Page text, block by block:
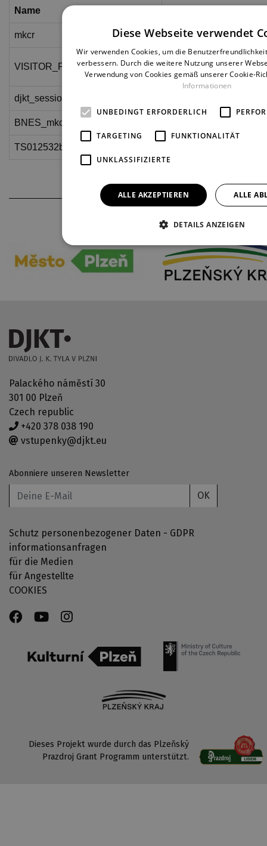
Name
mkcr mk.gov.cz
VISITOR_PRIVACY_METADATA
YouTube
.youtube.com
djkt_session
BNES_mkcr
TS012532bb
Palackého náměstí 30
301 00 Plzeň
Czech republic
+420 378 038 190
vstupenky@djkt.eu
Abonniere unseren Newsletter
OK
Schutz personenbezogener Daten - GDPR
informationsanfragen
für die Medien
für Angestellte
COOKIES
Dieses Projekt wurde durch das Plzeňský
Prazdroj Grant Programm unterstützt.
Diese Webseite verwendet
Wir verwenden Cookies, um die
verbessern. Durch die weitere Nutzung unserer
Verwendung von Cookies gemäß unserer Cookie-
Informationen
UNBEDINGT ERFORDERLICH
TARGETING FUNKTIONALITÄT
UNKLASSIFIZIERTE
ALLE AKZEPTIEREN ALLE
DETAILS ANZEIGEN